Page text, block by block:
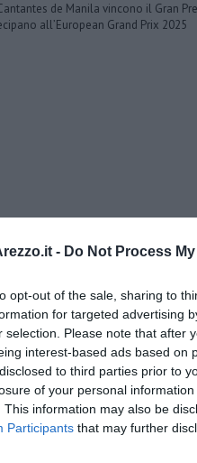
- Do Not Process
opt-out of the sale, sharing to
for targeted advertising
selection. Please note that after
interest-based ads based on
to third parties prior to
of your personal
This information may also be
Participants that may further
de Manila vincono il Gran
all’European Grand Prix 2025